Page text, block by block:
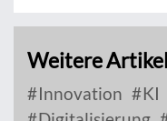
Weitere
Innovation KI